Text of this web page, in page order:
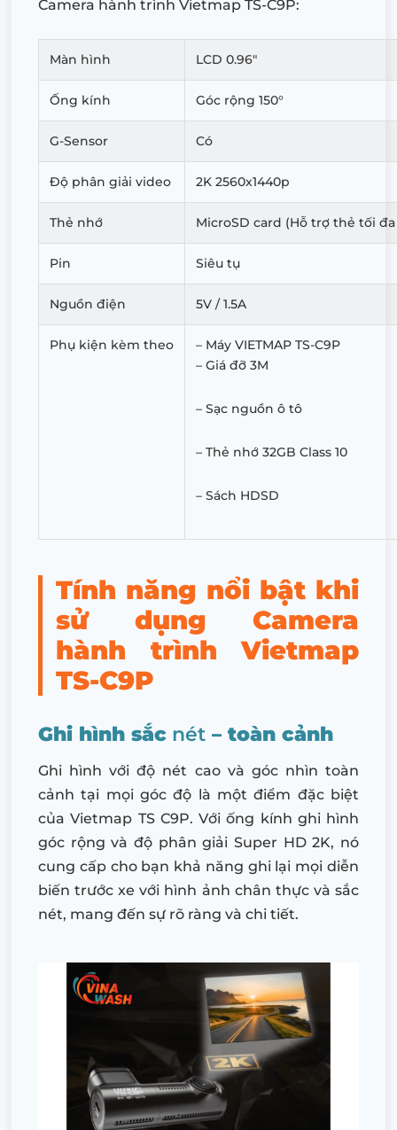
Camera hành trình Vietmap TS-C9P:
Màn hình LCD 0.96″
Ống kính Góc rộng 150°
G-Sensor Có
Độ phân giải video 2K 2560x1440p
Thẻ nhớ MicroSD card (Hỗ trợ thẻ tối đa
Pin Siêu tụ
Nguồn điện 5V / 1.5A
Phụ kiện kèm theo
– Máy VIETMAP TS-C9P
– Giá đỡ 3M
– Sạc nguồn ô tô
– Thẻ nhớ 32GB Class 10
– Sách HDSD
Tính năng nổi bật khi
sử dụng Camera
hành trình Vietmap
TS-C9P
Ghi hình sắc nét – toàn cảnh
Ghi hình với độ nét cao và góc nhìn toàn
cảnh tại mọi góc độ là một điểm đặc biệt
của Vietmap TS C9P. Với ống kính ghi hình
góc rộng và độ phân giải Super HD 2K, nó
cung cấp cho bạn khả năng ghi lại mọi diễn
biến trước xe với hình ảnh chân thực và sắc
nét, mang đến sự rõ ràng và chi tiết.